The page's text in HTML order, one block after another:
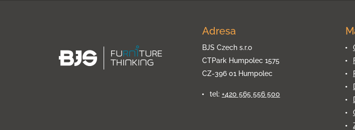
Adresa
BJS Czech s.r.o
CTPark Humpolec 1575
CZ-396 01 Humpolec
tel: +420 565 556 500